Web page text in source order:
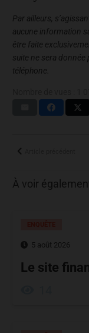
Par ailleurs,
aucune information
être faite
suite ne sera
téléphone.
À voir
5 août 2026
Le site